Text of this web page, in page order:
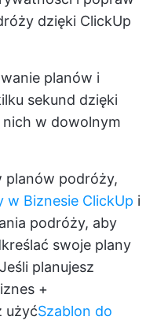
dzięki ClickUp
planów i
sekund dzięki
nich w dowolnym
planów podróży,
w Biznesie ClickUp i
podróży, aby
swoje plany
planujesz
+
użyćSzablon do